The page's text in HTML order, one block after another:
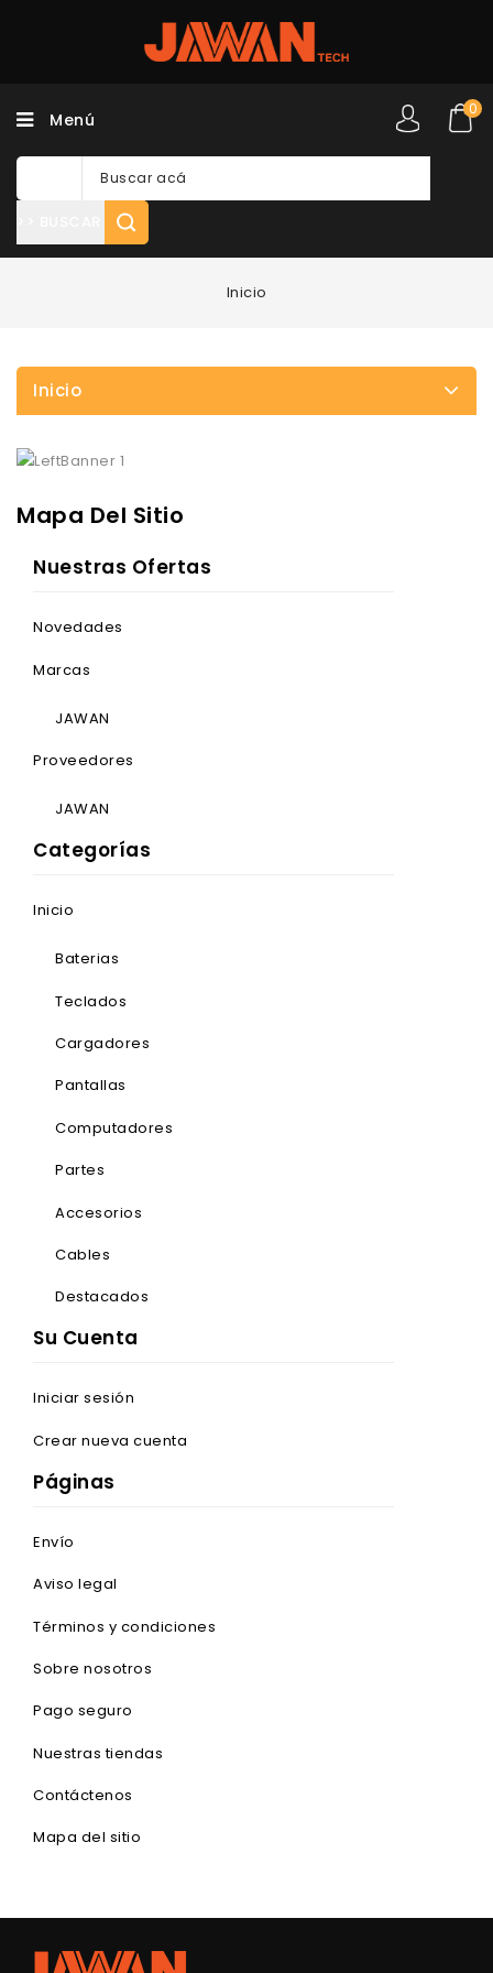
Menú
0
Inicio
Inicio
Mapa Del Sitio
Nuestras Ofertas
Novedades
Marcas
JAWAN
Proveedores
JAWAN
Categorías
Inicio
Baterias
Teclados
Cargadores
Pantallas
Computadores
Partes
Accesorios
Cables
Destacados
Su Cuenta
Iniciar sesión
Crear nueva cuenta
Páginas
Envío
Aviso legal
Términos y condiciones
Sobre nosotros
Pago seguro
Nuestras tiendas
Contáctenos
Mapa del sitio